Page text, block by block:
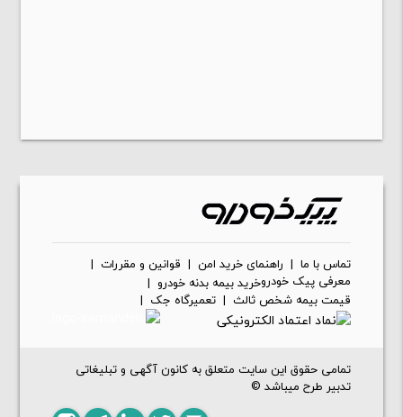
تماس با ما| راهنمای خرید امن| قوانین و مقررات|
معرفی پیک خودروخرید بیمه بدنه خودرو|
قیمت بیمه شخص ثالث| تعمیرگاه جک |
تمامی حقوق این سایت متعلق به کانون آگهی و تبلیغاتی
تدبیر طرح میباشد ©